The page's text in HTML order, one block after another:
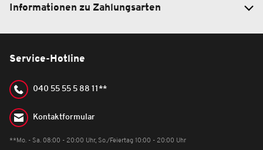
Informationen zu Zahlungsarten
Service-Hotline
040 55 55 5 88 11**
Kontaktformular
**Mo. - Sa. 08:00 - 20:00 Uhr, So./Feiertag 10:00 - 20:00 Uhr